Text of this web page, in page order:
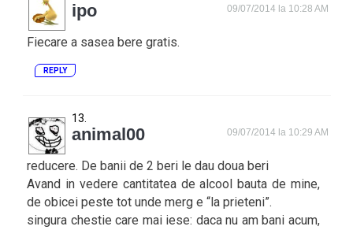
ipo 09/07/2014 la 10:28 AM
Fiecare a sasea bere gratis.
REPLY
animal00 09/07/2014 la 10:29 AM
reducere. De banii de 2 beri le dau doua beri
Avand in vedere cantitatea de alcool bauta de mine,
de obicei peste tot unde merg e “la prieteni”.
singura chestie care mai iese: daca nu am bani acum,